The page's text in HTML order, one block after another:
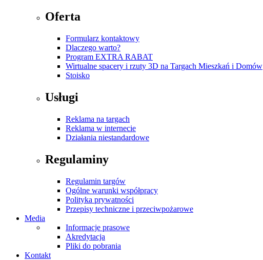
Oferta
Formularz kontaktowy
Dlaczego warto?
Program EXTRA RABAT
Wirtualne spacery i rzuty 3D na Targach Mieszkań i Domów
Stoisko
Usługi
Reklama na targach
Reklama w internecie
Działania niestandardowe
Regulaminy
Regulamin targów
Ogólne warunki współpracy
Polityka prywatności
Przepisy techniczne i przeciwpożarowe
Media
Informacje prasowe
Akredytacja
Pliki do pobrania
Kontakt